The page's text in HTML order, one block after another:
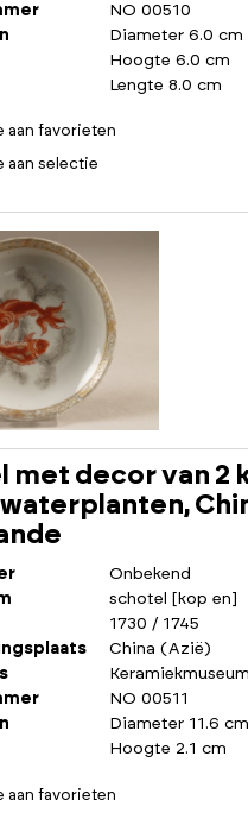
NO 00510
Diameter 6.0 cm
Hoogte 6.0 cm
Lengte 8.0 cm
aan favorieten
aan selectie
met decor van 2
Onbekend
schotel [kop en]
1730 / 1745
China (Azië)
NO 00511
Diameter 11.6 cm
Hoogte 2.1 cm
aan favorieten